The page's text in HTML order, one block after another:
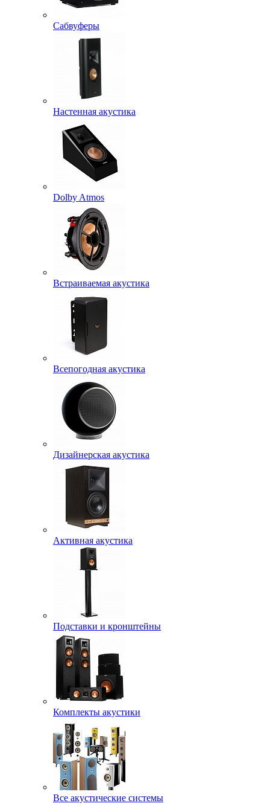
Сабвуферы
Настенная акустика
Dolby Atmos
Встраиваемая акустика
Всепогодная акустика
Дизайнерская акустика
Активная акустика
Подставки и кронштейны
Комплекты акустики
Все акустические системы